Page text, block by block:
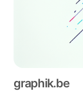
graphik.be